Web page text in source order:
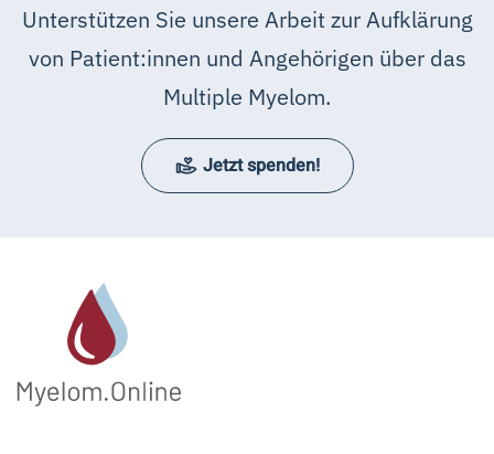
Unterstützen Sie unsere Arbeit zur Aufklärung
von Patient:innen und Angehörigen über das
Multiple Myelom.
Jetzt spenden!